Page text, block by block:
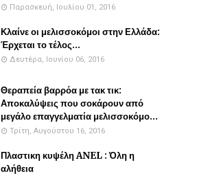
Παρασκευή, Ιουλίου 01, 2016
Κλαίνε οι μελισσοκόμοι στην Ελλάδα:
Έρχεται το τέλος...
Δευτέρα, Ιουνίου 06, 2016
Θεραπεία βαρρόα με τακ τικ:
Αποκαλύψεις που σοκάρουν από
μεγάλο επαγγελματία μελισσοκόμο...
Τρίτη, Αυγούστου 16, 2016
Πλαστικη κυψέλη ANEL : Όλη η
αλήθεια